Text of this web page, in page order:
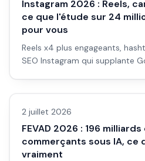
Instagram 2026 : Reels,
ce que l'étude sur 24
pour vous
Reels x4 plus engageants,
SEO Instagram qui supplante
Actualité
2 juillet 2026
FEVAD 2026 : 196
commerçants sous IA, ce
vraiment